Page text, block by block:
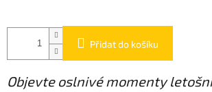
Přidat do košíku
Objevte oslnivé momenty